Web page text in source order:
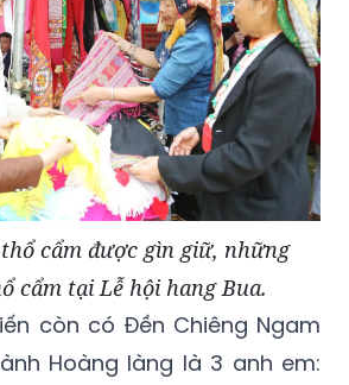
cẩm được gìn giữ, những
cẩm tại Lễ hội hang Bua.
còn có Đền Chiêng Ngam
Hoàng làng là 3 anh em: